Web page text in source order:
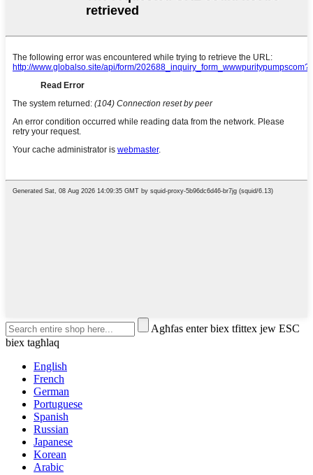
Agħfas enter biex tfittex jew ESC
biex tagħlaq
English
French
German
Portuguese
Spanish
Russian
Japanese
Korean
Arabic